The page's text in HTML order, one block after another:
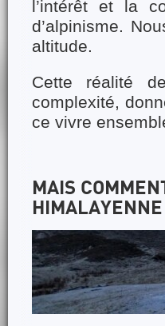
l’intérêt et la
d’alpinisme.
altitude.
Cette réalité
complexité,
ce vivre
MAIS